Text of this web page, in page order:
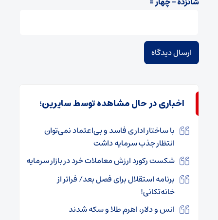
اخباری در حال مشاهده توسط سایرین؛
با ساختار اداری فاسد و بی‌اعتماد نمی‌توان
انتظار جذب سرمایه داشت
شکست رکورد ارزش معاملات خرد در بازار سرمایه
برنامه استقلال برای فصل بعد/ فراتر از
خانه‌تکانی!
انس و دلار، اهرم طلا و سکه شدند